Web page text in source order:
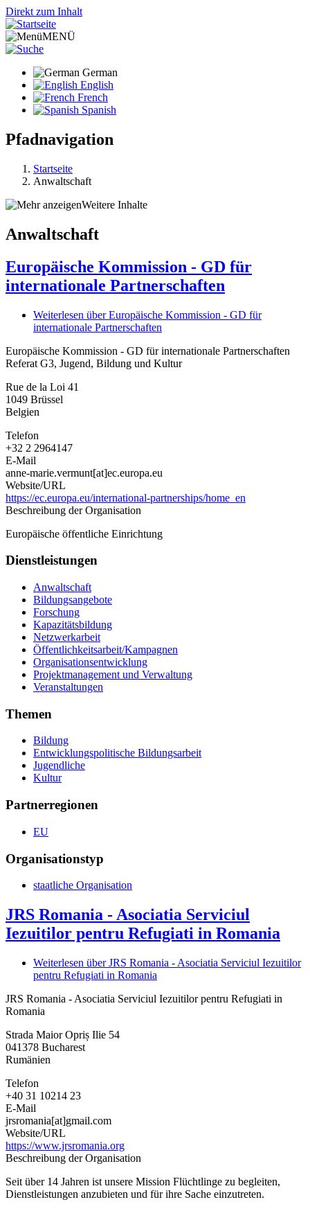
Direkt zum Inhalt
MENÜ
German
English
French
Spanish
Pfadnavigation
Startseite
Anwaltschaft
Weitere Inhalte
Anwaltschaft
Europäische Kommission - GD für
internationale Partnerschaften
Weiterlesen über Europäische Kommission - GD für
internationale Partnerschaften
Europäische Kommission - GD für internationale Partnerschaften
Referat G3, Jugend, Bildung und Kultur
Rue de la Loi 41
1049 Brüssel
Belgien
Telefon
+32 2 2964147
E-Mail
anne-marie.vermunt[at]ec.europa.eu
Website/URL
https://ec.europa.eu/international-partnerships/home_en
Beschreibung der Organisation
Europäische öffentliche Einrichtung
Dienstleistungen
Anwaltschaft
Bildungsangebote
Forschung
Kapazitätsbildung
Netzwerkarbeit
Öffentlichkeitsarbeit/Kampagnen
Organisationsentwicklung
Projektmanagement und Verwaltung
Veranstaltungen
Themen
Bildung
Entwicklungspolitische Bildungsarbeit
Jugendliche
Kultur
Partnerregionen
EU
Organisationstyp
staatliche Organisation
JRS Romania - Asociatia Serviciul
Iezuitilor pentru Refugiati in Romania
Weiterlesen über JRS Romania - Asociatia Serviciul Iezuitilor
pentru Refugiati in Romania
JRS Romania - Asociatia Serviciul Iezuitilor pentru Refugiati in
Romania
Strada Maior Opriș Ilie 54
041378 Bucharest
Rumänien
Telefon
+40 31 10214 23
E-Mail
jrsromania[at]gmail.com
Website/URL
https://www.jrsromania.org
Beschreibung der Organisation
Seit über 14 Jahren ist unsere Mission Flüchtlinge zu begleiten,
Dienstleistungen anzubieten und für ihre Sache einzutreten.